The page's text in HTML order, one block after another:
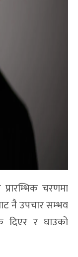
चरणमा
नै उपचार सम्भव
दिएर र घाउको